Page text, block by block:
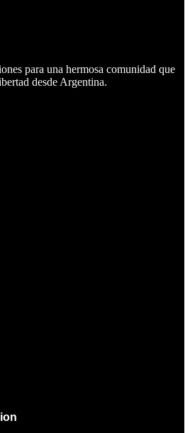
para una hermosa comunidad que
desde Argentina.